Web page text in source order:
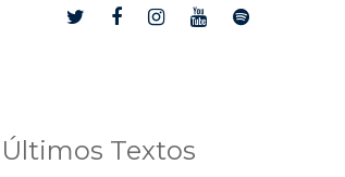
Últimos Textos